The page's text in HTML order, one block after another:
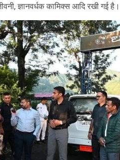
ज्ञानवर्धक कामिक्स आदि रखी गई है।